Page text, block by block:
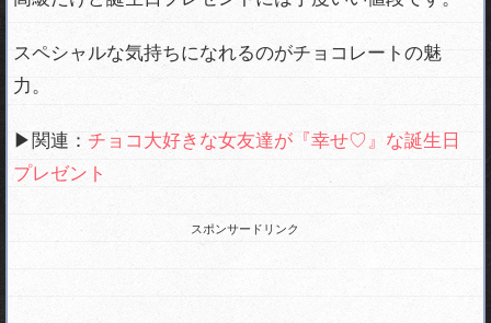
スペシャルな気持ちになれるのがチョコレートの魅
力。
▶関連： チョコ大好きな女友達が『幸せ♡』な誕生日
プレゼント
スポンサードリンク